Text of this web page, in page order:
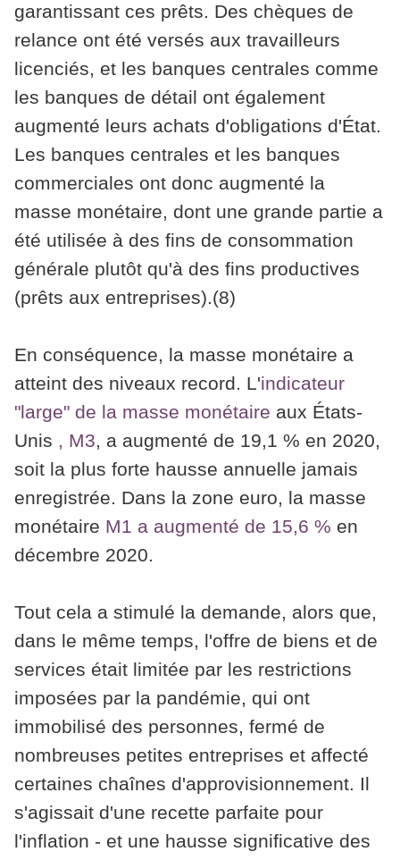
garantissant ces prêts. Des chèques de
relance ont été versés aux travailleurs
licenciés, et les banques centrales comme
les banques de détail ont également
augmenté leurs achats d'obligations d'État.
Les banques centrales et les banques
commerciales ont donc augmenté la
masse monétaire, dont une grande partie a
été utilisée à des fins de consommation
générale plutôt qu'à des fins productives
(prêts aux entreprises).(8)
En conséquence, la masse monétaire a
atteint des niveaux record. L'indicateur
"large" de la masse monétaire aux États-
Unis , M3, a augmenté de 19,1 % en 2020,
soit la plus forte hausse annuelle jamais
enregistrée. Dans la zone euro, la masse
monétaire M1 a augmenté de 15,6 % en
décembre 2020.
Tout cela a stimulé la demande, alors que,
dans le même temps, l'offre de biens et de
services était limitée par les restrictions
imposées par la pandémie, qui ont
immobilisé des personnes, fermé de
nombreuses petites entreprises et affecté
certaines chaînes d'approvisionnement. Il
s'agissait d'une recette parfaite pour
l'inflation - et une hausse significative des